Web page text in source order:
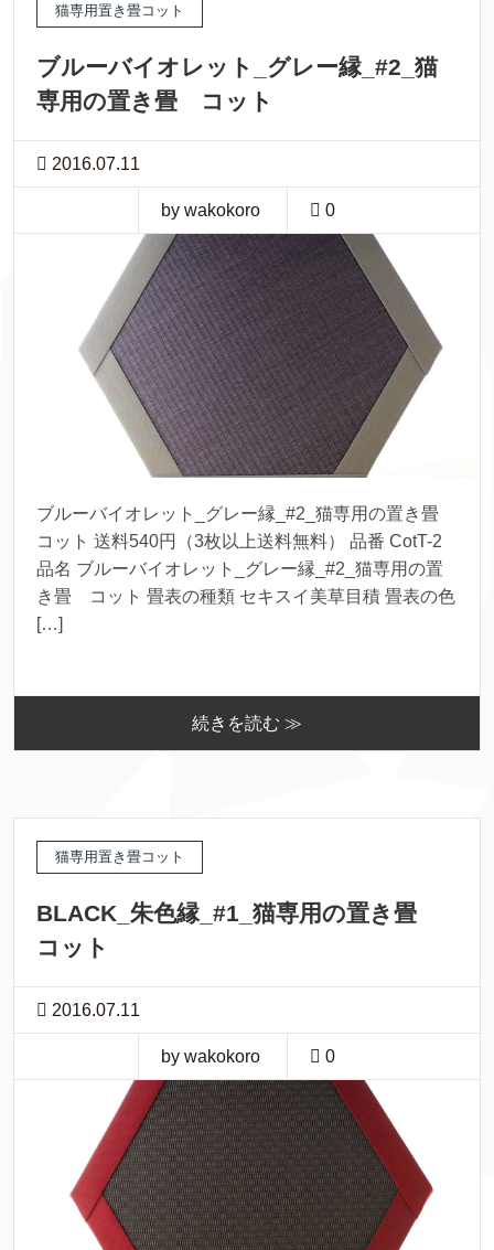
猫専用置き畳コット
ブルーバイオレット_グレー縁_#2_猫
専用の置き畳 コット
2016.07.11
by wakokoro 0
ブルーバイオレット_グレー縁_#2_猫専用の置き畳
コット 送料540円（3枚以上送料無料） 品番 CotT-2
品名 ブルーバイオレット_グレー縁_#2_猫専用の置
き畳 コット 畳表の種類 セキスイ美草目積 畳表の色
[…]
続きを読む ≫
猫専用置き畳コット
BLACK_朱色縁_#1_猫専用の置き畳
コット
2016.07.11
by wakokoro 0